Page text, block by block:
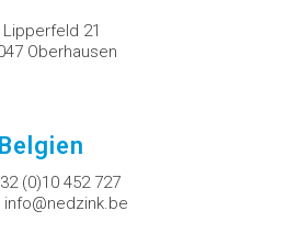
Lipperfeld 21
Oberhausen
Belgien
(0)10 452 727
info@nedzink.be